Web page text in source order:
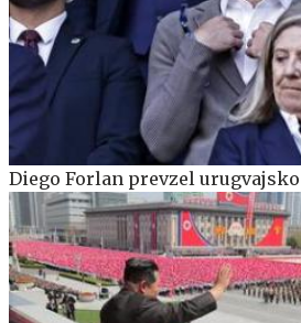
Diego Forlan prevzel